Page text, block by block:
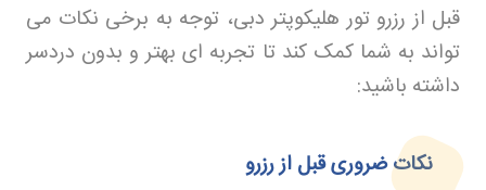
قبل از رزرو تور هلیکوپتر دبی، توجه به برخی نکات می‌
تواند به شما کمک کند تا تجربه‌ ای بهتر و بدون دردسر
داشته باشید:
نکات ضروری قبل از رزرو